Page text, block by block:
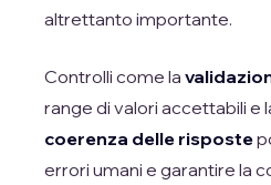
altrettanto importante.
Controlli come la
range di valori accettabili e
coerenza delle risposte
errori umani e garantire la